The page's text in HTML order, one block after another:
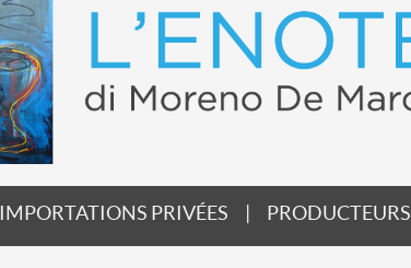
IMPORTATIONS PRIVÉES PRODUCTEURS